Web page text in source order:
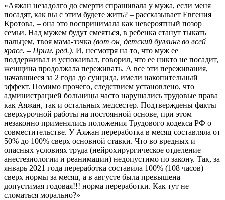
«Аяжан незадолго до смерти спрашивала у мужа, если меня
посадят, как вы с этим будете жить? – рассказывает Евгения
Кротова, – она это воспринимала как невероятный позор
семьи. Над мужем будут смеяться, в ребенка станут тыкать
пальцем, твоя мама-зэчка (вот он, детский буллинг во всей
красе. – Прим. ред.). И, несмотря на то, что муж ее
поддерживал и успокаивал, говорил, что ее никто не посадит,
женщина продолжала переживать. А все эти переживания,
начавшиеся за 2 года до суицида, имели накопительный
эффект. Помимо прочего, следствием установлено, что
администрацией больницы часто нарушались трудовые права
как Аяжан, так и остальных медсестер. Подтверждены факты
сверхурочной работы на постоянной основе, при этом
незаконно применялись положения Трудового кодекса РФ о
совместительстве. У Аяжан переработка в месяц составляла от
50% до 100% сверх основной ставки. Что во вредных и
опасных условиях труда (нейрохирургическое отделение
анестезиологии и реанимации) недопустимо по закону. Так, за
январь 2021 года переработка составила 100% (108 часов)
сверх нормы за месяц, а в августе была превышена
допустимая годовая!!! норма переработки. Как тут не
сломаться морально?»